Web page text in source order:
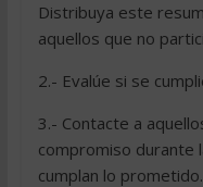
Distribuya este
aquellos que no
2.- Evalúe si se
3.- Contacte a
compromiso durante
cumplan lo prometido.